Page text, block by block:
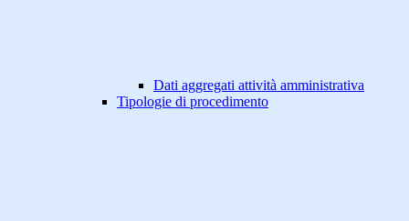
Dati aggregati attività amministrativa
Tipologie di procedimento